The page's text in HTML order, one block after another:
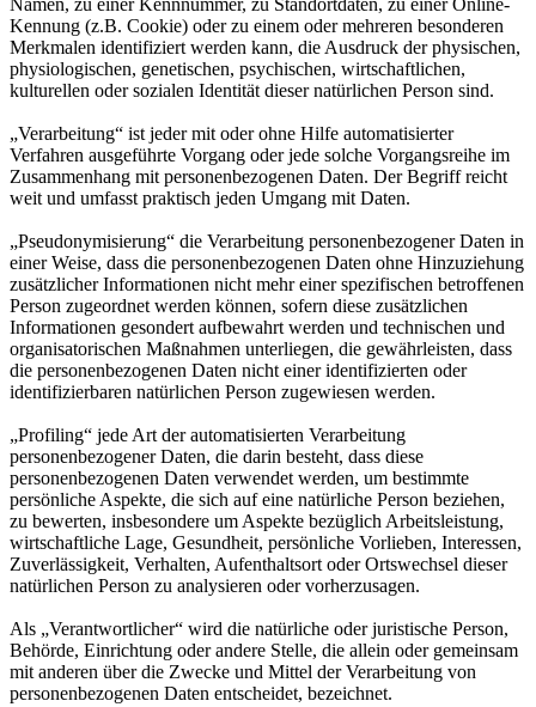
Namen, zu einer Kennnummer, zu Standortdaten, zu einer Online-
Kennung (z.B. Cookie) oder zu einem oder mehreren besonderen
Merkmalen identifiziert werden kann, die Ausdruck der physischen,
physiologischen, genetischen, psychischen, wirtschaftlichen,
kulturellen oder sozialen Identität dieser natürlichen Person sind.
„Verarbeitung“ ist jeder mit oder ohne Hilfe automatisierter
Verfahren ausgeführte Vorgang oder jede solche Vorgangsreihe im
Zusammenhang mit personenbezogenen Daten. Der Begriff reicht
weit und umfasst praktisch jeden Umgang mit Daten.
„Pseudonymisierung“ die Verarbeitung personenbezogener Daten in
einer Weise, dass die personenbezogenen Daten ohne Hinzuziehung
zusätzlicher Informationen nicht mehr einer spezifischen betroffenen
Person zugeordnet werden können, sofern diese zusätzlichen
Informationen gesondert aufbewahrt werden und technischen und
organisatorischen Maßnahmen unterliegen, die gewährleisten, dass
die personenbezogenen Daten nicht einer identifizierten oder
identifizierbaren natürlichen Person zugewiesen werden.
„Profiling“ jede Art der automatisierten Verarbeitung
personenbezogener Daten, die darin besteht, dass diese
personenbezogenen Daten verwendet werden, um bestimmte
persönliche Aspekte, die sich auf eine natürliche Person beziehen,
zu bewerten, insbesondere um Aspekte bezüglich Arbeitsleistung,
wirtschaftliche Lage, Gesundheit, persönliche Vorlieben, Interessen,
Zuverlässigkeit, Verhalten, Aufenthaltsort oder Ortswechsel dieser
natürlichen Person zu analysieren oder vorherzusagen.
Als „Verantwortlicher“ wird die natürliche oder juristische Person,
Behörde, Einrichtung oder andere Stelle, die allein oder gemeinsam
mit anderen über die Zwecke und Mittel der Verarbeitung von
personenbezogenen Daten entscheidet, bezeichnet.